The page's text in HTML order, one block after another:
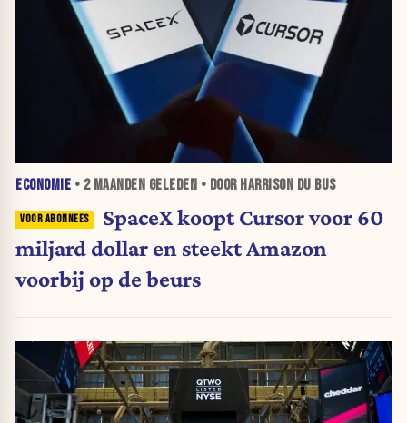
ECONOMIE • 2 MAANDEN GELEDEN • DOOR HARRISON DU BUS
SpaceX koopt Cursor voor 60
miljard dollar en steekt Amazon
voorbij op de beurs